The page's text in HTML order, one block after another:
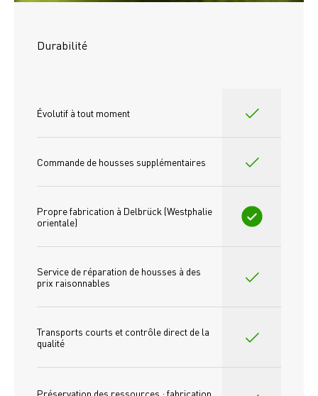
Durabilité
Évolutif à tout moment
Commande de housses supplémentaires
Propre fabrication à Delbrück (Westphalie
orientale)
Service de réparation de housses à des
prix raisonnables
Transports courts et contrôle direct de la
qualité
Préservation des ressources : fabrication